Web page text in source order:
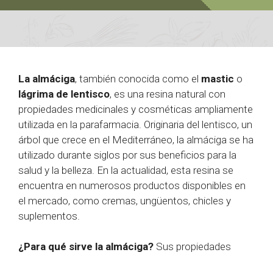
La almáciga, también conocida como el mastic o
lágrima de lentisco, es una resina natural con
propiedades medicinales y cosméticas ampliamente
utilizada en la parafarmacia. Originaria del lentisco, un
árbol que crece en el Mediterráneo, la almáciga se ha
utilizado durante siglos por sus beneficios para la
salud y la belleza. En la actualidad, esta resina se
encuentra en numerosos productos disponibles en
el mercado, como cremas, ungüentos, chicles y
suplementos.
¿Para qué sirve la almáciga? Sus propiedades